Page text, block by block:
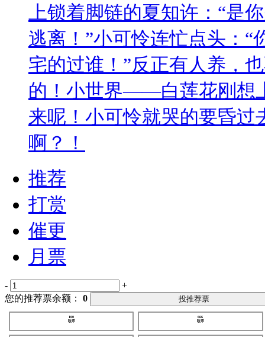
上锁着脚链的夏知许：“是
逃离！”小可怜连忙点头：
宅的过谁！”反正有人养，
的！小世界——白莲花刚想
来呢！小可怜就哭的要昏
啊？！
推荐
打赏
催更
月票
-
+
您的推荐票余额： 0 投推荐票
100
耽币
666
耽币